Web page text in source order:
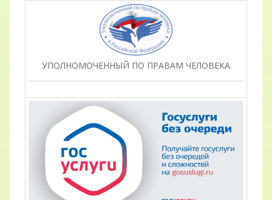
УПОЛНОМОЧЕННЫЙ ПО ПРАВАМ ЧЕЛОВЕКА